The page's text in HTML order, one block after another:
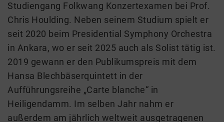
Studiengang Folkwang Konzertexamen bei Prof.
Chris Houlding. Neben seinem Studium spielt er
seit 2020 beim Presidential Symphony Orchestra
in Ankara, wo er seit 2025 auch als Solist tätig ist.
2019 gewann er den Publikumspreis mit dem
Hansa Blechbäserquintett in der
Aufführungsreihe „Carte blanche“ in
Heiligendamm. Im selben Jahr nahm er
außerdem am jährlich weltweit ausgetragenen